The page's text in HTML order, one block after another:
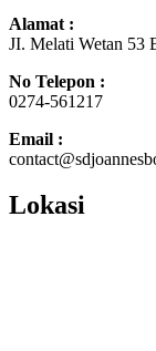
Alamat :
JI. Melati Wetan 53
No Telepon :
0274-561217
Email :
Lokasi